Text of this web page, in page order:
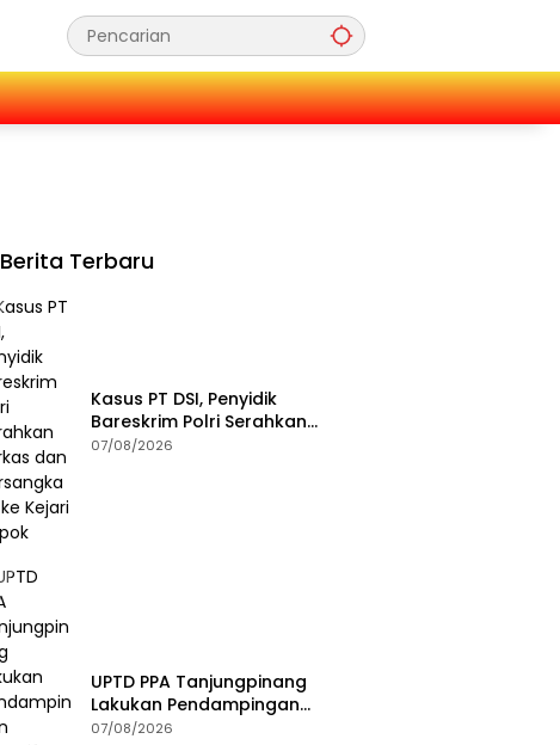
Berita Terbaru
Kasus PT DSI, Penyidik
Bareskrim Polri Serahkan
Berkas dan Tersangka AS ke
07/08/2026
UPTD PPA Tanjungpinang
Lakukan Pendampingan
Intensif Siswi SMP Korban
07/08/2026